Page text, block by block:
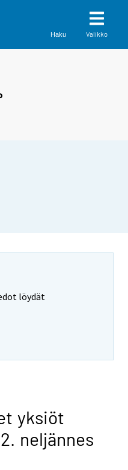
Haku Valikko
löydät
yksiöt
neljännes